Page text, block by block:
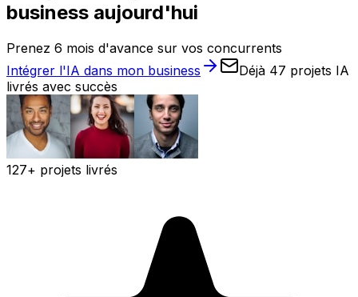
business aujourd'hui
Prenez 6 mois d'avance sur vos concurrents
Intégrer l'IA dans mon business
Déjà 47 projets IA
livrés avec succès
127+ projets livrés